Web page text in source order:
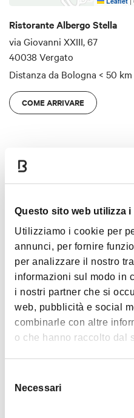
Questo sito web utilizza
Utilizziamo i cookie per
annunci, per fornire
per analizzare il nostro
informazioni sul modo in
i nostri partner che si
web, pubblicità e social
combinarle con altre
o che hanno raccolto dal
delNecessari
Ristorante Albergo Stella
via Giovanni XXIII, 67
40038 Vergato
Distanza da Bologna < 50 km
COME ARRIVARE
Dettagli
Parcheggio privato
Locale storico
Sala privata
Personale multilingue
Animali ammessi
Per gruppi
Romantico
Mostra altro
Orari